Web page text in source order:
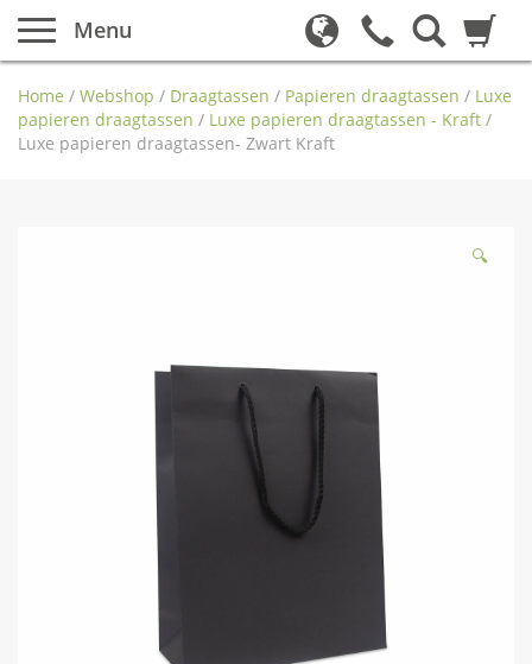
Menu
Home / Webshop / Draagtassen / Papieren draagtassen / Luxe
papieren draagtassen / Luxe papieren draagtassen - Kraft /
Luxe papieren draagtassen- Zwart Kraft
🔍